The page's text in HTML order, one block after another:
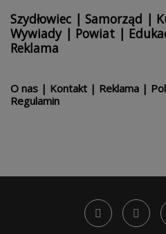
Szydłowiec | Samorząd |
Wywiady| Powiat |
Reklama
O nas | Kontakt | Reklama |
Regulamin